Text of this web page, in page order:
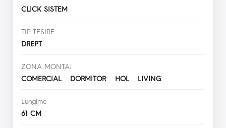
CLICK SISTEM
TIP TESIRE
DREPT
ZONA MONTAJ
COMERCIAL DORMITOR HOL LIVING
Lungime
61 CM